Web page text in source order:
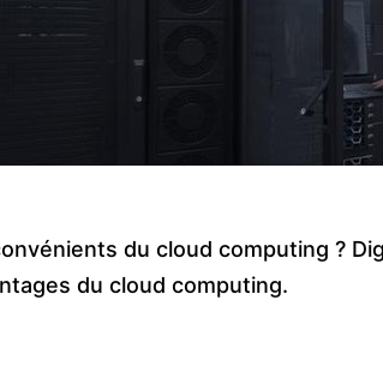
du cloud computing ?
du cloud computing.